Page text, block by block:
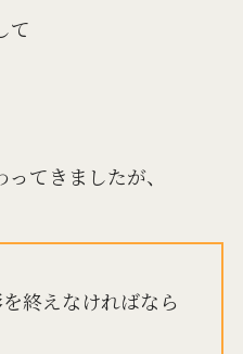
て
てきましたが、
終えなければなら